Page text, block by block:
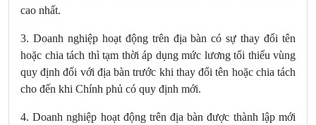
cao nhất.
3. Doanh nghiệp hoạt động trên địa bàn có sự thay đổi tên
hoặc chia tách thì tạm thời áp dụng mức lương tối thiểu vùng
quy định đối với địa bàn trước khi thay đổi tên hoặc chia tách
cho đến khi Chính phủ có quy định mới.
4. Doanh nghiệp hoạt động trên địa bàn được thành lập mới